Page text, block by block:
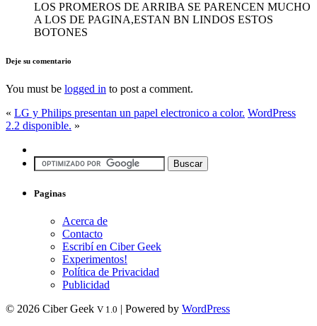
LOS PROMEROS DE ARRIBA SE PARENCEN MUCHO
A LOS DE PAGINA,ESTAN BN LINDOS ESTOS
BOTONES
Deje su comentario
You must be logged in to post a comment.
« LG y Philips presentan un papel electronico a color. WordPress
2.2 disponible. »
Paginas
Acerca de
Contacto
Escribí en Ciber Geek
Experimentos!
Política de Privacidad
Publicidad
© 2026 Ciber Geek V 1.0 | Powered by WordPress